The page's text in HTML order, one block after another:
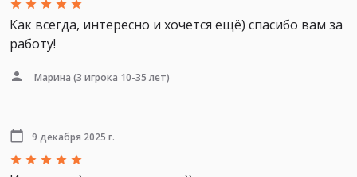
Как всегда, интересно и хочется ещё) спасибо вам за
работу!
Марина (3 игрока 10-35 лет)
9 декабря 2025 г.